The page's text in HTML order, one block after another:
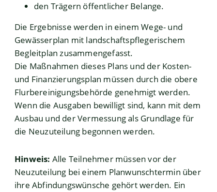
den Trägern öffentlicher Belange.
Die Ergebnisse werden in einem Wege- und
Gewässerplan mit landschaftspflegerischem
Begleitplan zusammengefasst.
Die Maßnahmen dieses Plans und der Kosten-
und Finanzierungsplan müssen durch die obere
Flurbereinigungsbehörde genehmigt werden.
Wenn die Ausgaben bewilligt sind, kann mit dem
Ausbau und der Vermessung als Grundlage für
die Neuzuteilung begonnen werden.
Hinweis: Alle Teilnehmer müssen vor der
Neuzuteilung bei einem Planwunschtermin über
ihre Abfindungswünsche gehört werden. Ein